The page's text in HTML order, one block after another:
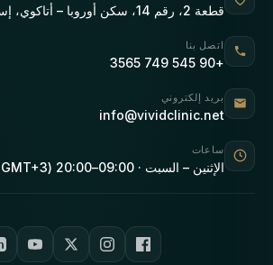
قطعة 2، رقم 14، سكن أوروبا – أتاكوي، إسطنبول، تركيا
اتصل بنا
+90 545 749 3565
بريد إلكتروني
info@vividclinic.net
ساعات
الإثنين – السبت · 09:00–20:00 (GMT+3)